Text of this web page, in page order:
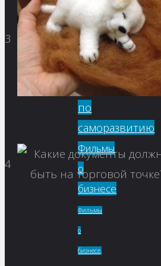
идей
Сервисы
для
бизнеса
Советы
по
саморазвитию
Фильмы
о
бизнесе
Фильмы
о
бизнесе,
3
4